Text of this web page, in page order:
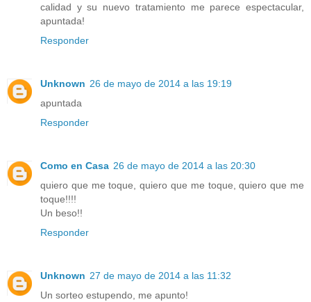
calidad y su nuevo tratamiento me parece espectacular,
apuntada!
Responder
Unknown 26 de mayo de 2014 a las 19:19
apuntada
Responder
Como en Casa 26 de mayo de 2014 a las 20:30
quiero que me toque, quiero que me toque, quiero que me
toque!!!!
Un beso!!
Responder
Unknown 27 de mayo de 2014 a las 11:32
Un sorteo estupendo, me apunto!